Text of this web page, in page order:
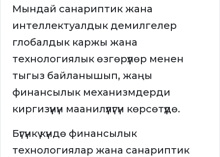
Мындай санариптик жана
интеллектуалдык демилгелер
глобалдык каржы жана
технологиялык өзгөрүүлөр менен
тыгыз байланышып, жаңы
финансылык механизмдерди
киргизүүнүн маанилүүлүгүн көрсөтүүдө.
Бүгүнкү күндө финансылык
технологиялар жана санариптик